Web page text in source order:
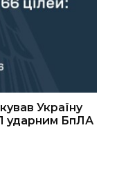
Україну
ударним БпЛА